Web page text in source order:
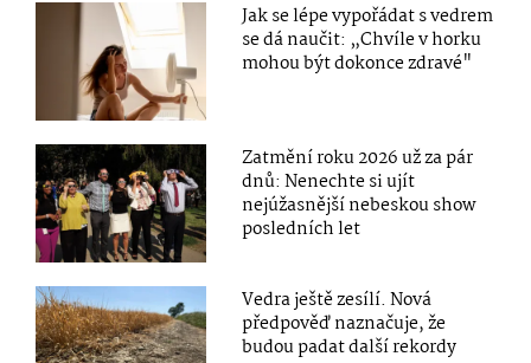
Jak se lépe vypořádat s vedrem
se dá naučit: „Chvíle v horku
mohou být dokonce zdravé"
Zatmění roku 2026 už za pár
dnů: Nenechte si ujít
nejúžasnější nebeskou show
posledních let
Vedra ještě zesílí. Nová
předpověď naznačuje, že
budou padat další rekordy